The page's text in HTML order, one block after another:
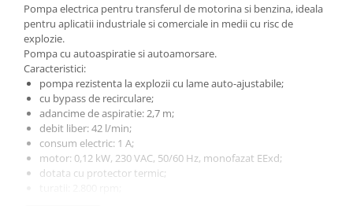
Pompa electrica pentru transferul de motorina si benzina, ideala
pentru aplicatii industriale si comerciale in medii cu risc de
explozie.
Pompa cu autoaspiratie si autoamorsare.
Caracteristici:
pompa rezistenta la explozii cu lame auto-ajustabile;
cu bypass de recirculare;
adancime de aspiratie: 2,7 m;
debit liber: 42 l/min;
consum electric: 1 A;
motor: 0,12 kW, 230 VAC, 50/60 Hz, monofazat EExd;
dotata cu protector termic;
functionare S2 30';